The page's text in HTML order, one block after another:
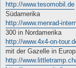
http://www.tesomobil.de
Südamerika
http://www.menrad-
300 in Nordamerika
http://www.4x4-on-
mit der Gazelle in
http://